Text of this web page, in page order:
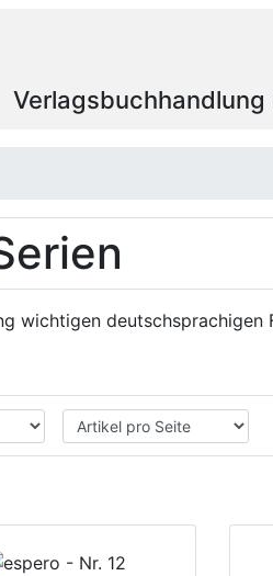
wichtigen deutschsprachigen